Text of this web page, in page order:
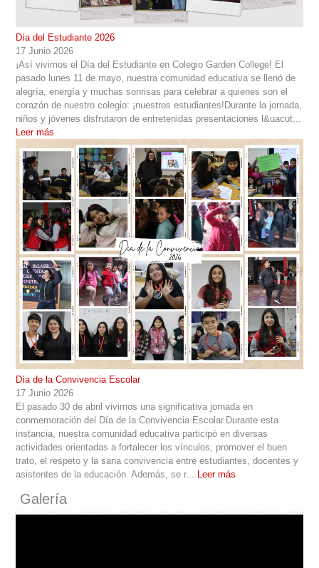
Día del Estudiante 2026
17 Junio 2026
¡Así vivimos el Día del Estudiante en Colegio Garden College! El
pasado lunes 11 de mayo, nuestra comunidad educativa se llenó de
alegría, energía y muchas sonrisas para celebrar a quienes son el
corazón de nuestro colegio: ¡nuestros estudiantes!Durante la jornada,
niños y jóvenes disfrutaron de entretenidas presentaciones l&uacut...
Leer más
Día de la Convivencia Escolar
17 Junio 2026
El pasado 30 de abril vivimos una significativa jornada en
conmemoración del Día de la Convivencia Escolar.Durante esta
instancia, nuestra comunidad educativa participó en diversas
actividades orientadas a fortalecer los vínculos, promover el buen
trato, el respeto y la sana convivencia entre estudiantes, docentes y
asistentes de la educación. Además, se r...
Leer más
Galería